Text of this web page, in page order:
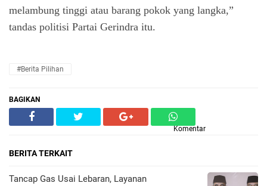
melambung tinggi atau barang pokok yang langka,”
tandas politisi Partai Gerindra itu.
#Berita Pilihan
BAGIKAN
Komentar
BERITA TERKAIT
Tancap Gas Usai Lebaran, Layanan